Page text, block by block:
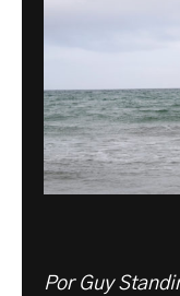
Por Guy